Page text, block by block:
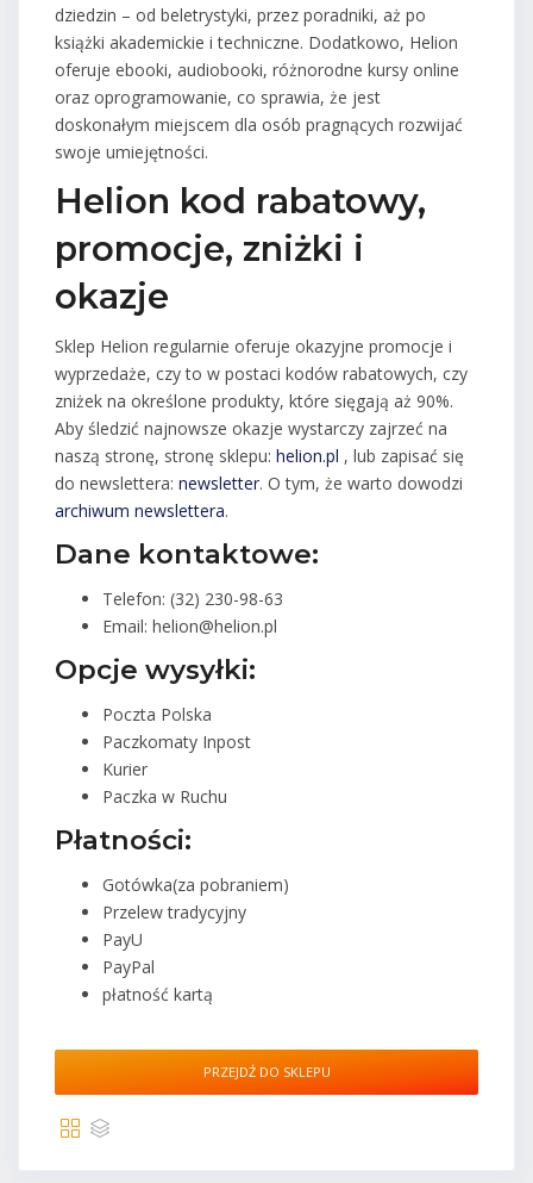
dziedzin – od beletrystyki, przez poradniki, aż po
książki akademickie i techniczne. Dodatkowo, Helion
oferuje ebooki, audiobooki, różnorodne kursy online
oraz oprogramowanie, co sprawia, że jest
doskonałym miejscem dla osób pragnących rozwijać
swoje umiejętności.
Helion kod rabatowy,
promocje, zniżki i
okazje
Sklep Helion regularnie oferuje okazyjne promocje i
wyprzedaże, czy to w postaci kodów rabatowych, czy
zniżek na określone produkty, które sięgają aż 90%.
Aby śledzić najnowsze okazje wystarczy zajrzeć na
naszą stronę, stronę sklepu: helion.pl , lub zapisać się
do newslettera: newsletter. O tym, że warto dowodzi
archiwum newslettera.
Dane kontaktowe:
Telefon: (32) 230-98-63
Email: helion@helion.pl
Opcje wysyłki:
Poczta Polska
Paczkomaty Inpost
Kurier
Paczka w Ruchu
Płatności:
Gotówka(za pobraniem)
Przelew tradycyjny
PayU
PayPal
płatność kartą
PRZEJDŹ DO SKLEPU